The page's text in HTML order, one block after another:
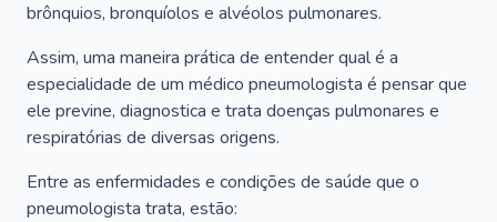
brônquios, bronquíolos e alvéolos pulmonares.
Assim, uma maneira prática de entender qual é a
especialidade de um médico pneumologista é pensar que
ele previne, diagnostica e trata doenças pulmonares e
respiratórias de diversas origens.
Entre as enfermidades e condições de saúde que o
pneumologista trata, estão: